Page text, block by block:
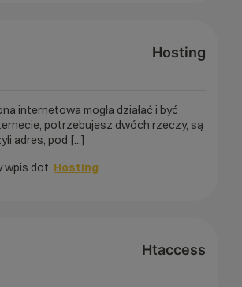
Hosting
internetowa mogła działać i być
potrzebujesz dwóch rzeczy, są
adres, pod [...]
wpis dot. Hosting
Htaccess